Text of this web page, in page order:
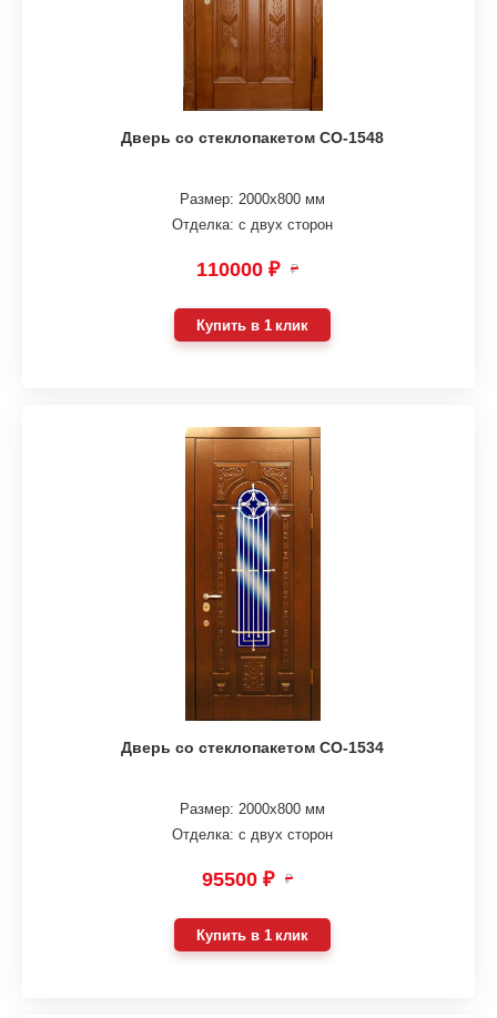
Дверь со стеклопакетом СО-1548
Размер: 2000х800 мм
Отделка: с двух сторон
110000 ₽ ₽
Купить в 1 клик
Дверь со стеклопакетом СО-1534
Размер: 2000х800 мм
Отделка: с двух сторон
95500 ₽ ₽
Купить в 1 клик